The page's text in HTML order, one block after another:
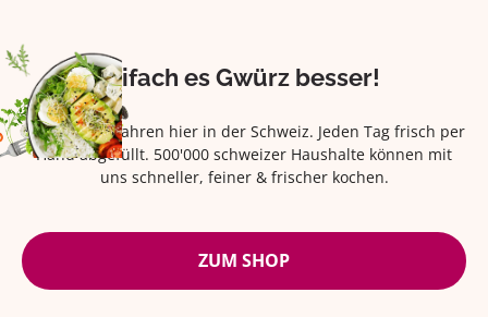
Eifach es Gwürz besser!
Seit über 42 Jahren hier in der Schweiz. Jeden Tag frisch per
Hand abgefüllt. 500'000 schweizer Haushalte können mit
uns schneller, feiner & frischer kochen.
ZUM SHOP